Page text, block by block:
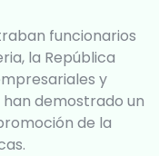
funcionarios
la República
y
demostrado un
de la